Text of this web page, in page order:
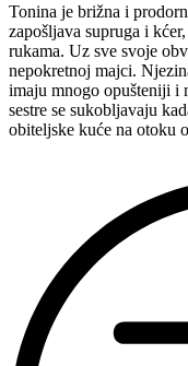
Tonina je brižna i
zapošljava supruga i
rukama. Uz sve svoje
nepokretnoj majci.
imaju mnogo opušteniji i
sestre se sukobljavaju
obiteljske kuće na